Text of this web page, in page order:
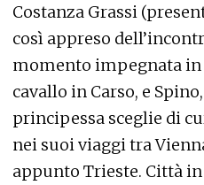
Costanza Grassi
così appreso
momento impegnata in
cavallo in Carso, e
principessa sceglie di
nei suoi viaggi tra
appunto Trieste. Città